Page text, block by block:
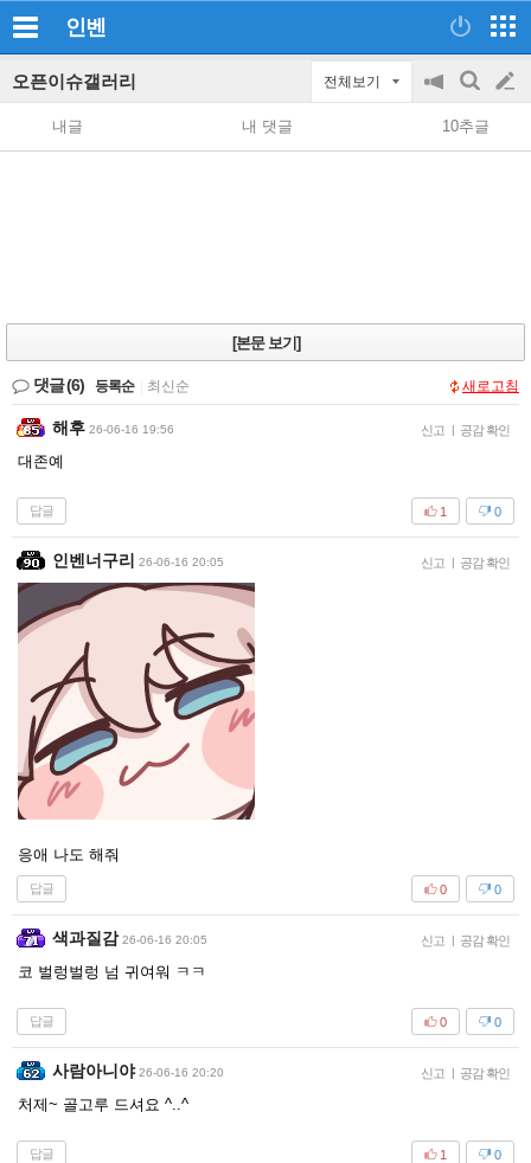
인벤
오픈이슈갤러리 전체보기
공
지
on/off
검
색
글
쓰
내글 내 댓글 10추글
[본문 보기]
댓글(6) 등록순 최신순 새로고침
해후 26-06-16 19:56 신고 | 공감 확인
대존예
답글 0
1
인벤너구리 26-06-16 20:05 신고 | 공감 확인
응애 나도 해줘
답글 0
0
색과질감 26-06-16 20:05 신고 | 공감 확인
코 벌렁벌렁 넘 귀여워 ㅋㅋ
답글 0
0
사람아니야 26-06-16 20:20 신고 | 공감 확인
처제~ 골고루 드셔요 ^..^
답글 0
1